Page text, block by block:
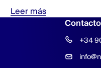
Leer más
Contacto
+34